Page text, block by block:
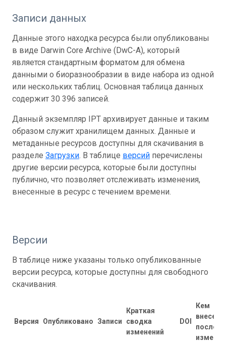
Записи данных
Данные этого находка ресурса были опубликованы
в виде Darwin Core Archive (DwC-A), который
является стандартным форматом для обмена
данными о биоразнообразии в виде набора из одной
или нескольких таблиц. Основная таблица данных
содержит 30 396 записей.
Данный экземпляр IPT архивирует данные и таким
образом служит хранилищем данных. Данные и
метаданные ресурсов доступны для скачивания в
разделе Загрузки. В таблице версий перечислены
другие версии ресурса, которые были доступны
публично, что позволяет отслеживать изменения,
внесенные в ресурс с течением времени.
Версии
В таблице ниже указаны только опубликованные
версии ресурса, которые доступны для свободного
скачивания.
Версия Опубликовано Записи
Краткая
сводка
изменений
DOI
Кем
внесены